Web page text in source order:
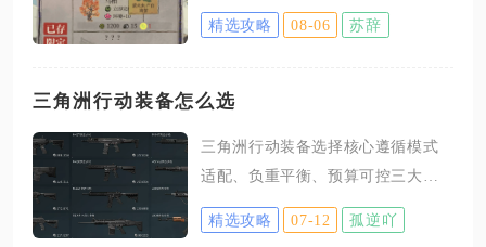
仓库配额用尽的重肝玩家，可以酌
情少量购置，不建议大量建造与升
造，初始300储存量，对比普通仓库
距十分明显，补天石属于游戏内稀
缺资源，更多应当用于抽取人物、
兑换限定建筑、扩充空地等优先级
精选攻略 08-06 苏辞
三角洲行动装备怎么选
三角洲行动装备选择核心遵循模式
适配、负重平衡、预算可控三大准
则，不存在通用万能套装，需根据
对局目标拆分防具、枪械配件、背
精选攻略 07-12 孤逆吖